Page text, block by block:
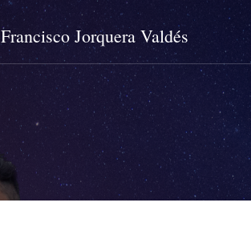
Francisco Jorquera Valdés